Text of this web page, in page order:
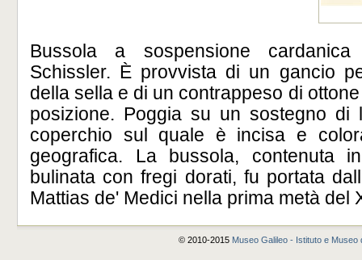
Bussola a sospensione
Schissler. È provvista di un gancio
della sella e di un contrappeso di
posizione. Poggia su un sostegno
coperchio sul quale è incisa e
geografica. La bussola, contenuta
bulinata con fregi dorati, fu portata
Mattias de' Medici nella prima metà del
© 2010-2015 Museo Galileo - Istituto e Museo